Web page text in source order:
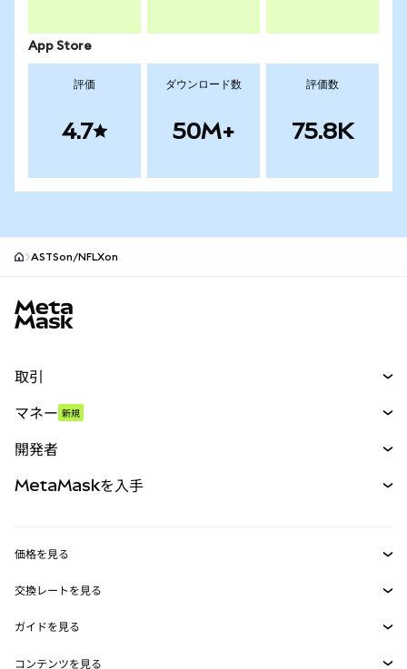
App Store
評価
4.7
ダウンロード数
50M+
評価数
75.8K
ASTSon/NFLXon
取引
パーペチュアル
RWA
マネー 新規
開発者
MetaMask Connect
Snaps
Web3サービス
MetaMaskを入手
セキュリティ
価格を見る
イーサリアムの価格
Solanaの価格
交換レートを見る
ETH→USD
USDT→INR
ガイドを見る
コンテンツを見る